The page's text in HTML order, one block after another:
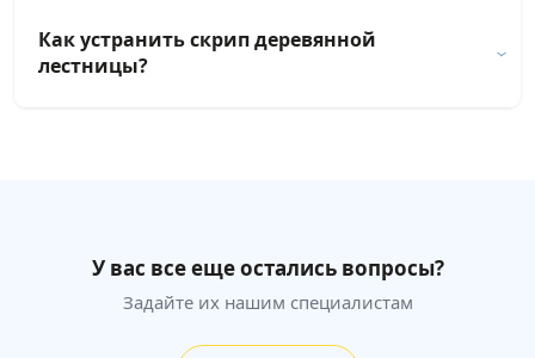
Как устранить скрип деревянной
лестницы?
У вас все еще остались вопросы?
Задайте их нашим специалистам